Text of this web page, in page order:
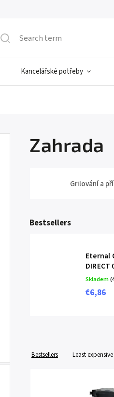
Kancelářské potřeby
Zahrada
Grilování a
Bestsellers
Eternal
DIRECT
Skladem
€6,86
Bestsellers Least expensive